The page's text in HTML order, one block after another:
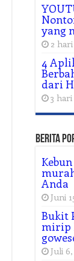
yang
2
4
dari
3 hari
Berita
Anda
Juni
Bukit
mirip
Juli